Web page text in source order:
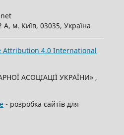
А, м. Київ, 03035, Україна
Attribution 4.0 International
АСОЦІАЦІЇ УКРАЇНИ» ,
- розробка сайтів для